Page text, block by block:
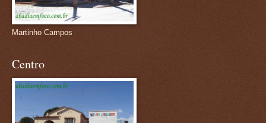
Martinho Campos
Centro